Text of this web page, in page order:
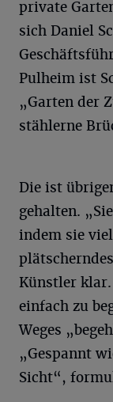
private
sich Daniel
Pulheim ist
„Garten der
stählerne
Die ist
gehalten.
indem sie
Künstler klar.
einfach zu
Weges
„Gespannt
Sicht“,